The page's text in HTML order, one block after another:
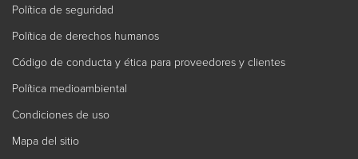
Política de seguridad
Política de derechos humanos
Código de conducta y ética para proveedores y clientes
Política medioambiental
Condiciones de uso
Mapa del sitio